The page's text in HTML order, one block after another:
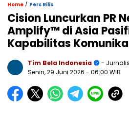
Home / Pers Rilis
Cision Luncurkan PR
Amplify™ di Asia
Kapabilitas
Tim Bela Indonesia
- Jurnalis
Senin, 29 Juni 2026 - 06:00 WIB